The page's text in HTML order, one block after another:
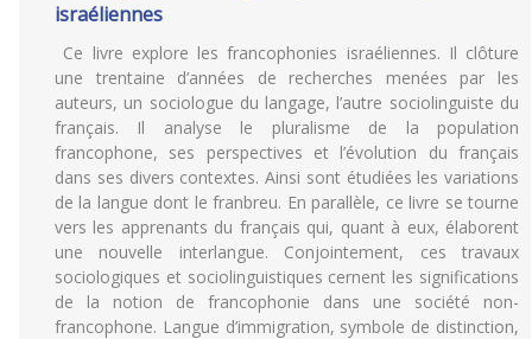
israéliennes
Ce livre explore les francophonies israéliennes. Il clôture
une trentaine d’années de recherches menées par les
auteurs, un sociologue du langage, l’autre sociolinguiste du
français. Il analyse le pluralisme de la population
francophone, ses perspectives et l’évolution du français
dans ses divers contextes. Ainsi sont étudiées les variations
de la langue dont le franbreu. En parallèle, ce livre se tourne
vers les apprenants du français qui, quant à eux, élaborent
une nouvelle interlangue. Conjointement, ces travaux
sociologiques et sociolinguistiques cernent les significations
de la notion de francophonie dans une société non-
francophone. Langue d’immigration, symbole de distinction,